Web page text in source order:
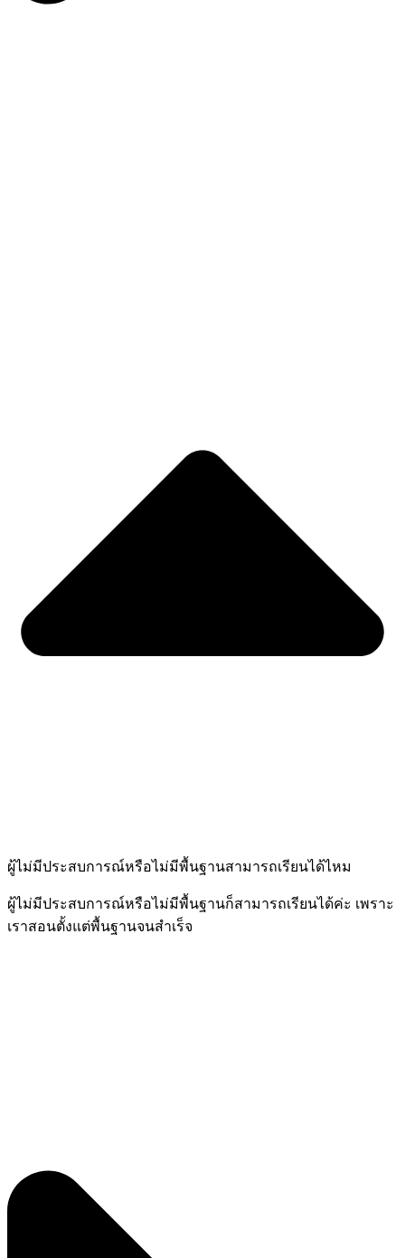
ผู้ไม่มีประสบการณ์หรือไม่มีพื้นฐานสามารถเรียนได้ไหม
ผู้ไม่มีประสบการณ์หรือไม่มีพื้นฐานก็สามารถเรียนได้ค่ะ เพราะ
เราสอนตั้งแต่พื้นฐานจนสำเร็จ